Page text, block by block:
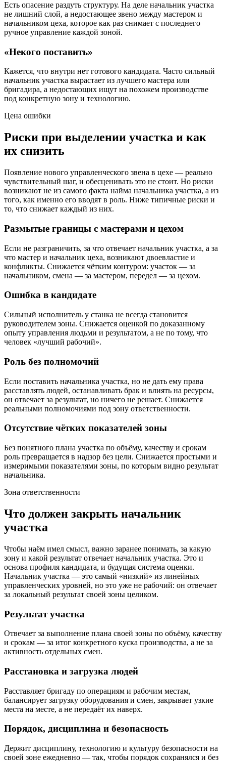
Есть опасение раздуть структуру. На деле начальник участка
не лишний слой, а недостающее звено между мастером и
начальником цеха, которое как раз снимает с последнего
ручное управление каждой зоной.
«Некого поставить»
Кажется, что внутри нет готового кандидата. Часто сильный
начальник участка вырастает из лучшего мастера или
бригадира, а недостающих ищут на похожем производстве
под конкретную зону и технологию.
Цена ошибки
Риски при выделении участка и как
их снизить
Появление нового управленческого звена в цехе — реально
чувствительный шаг, и обесценивать это не стоит. Но риски
возникают не из самого факта найма начальника участка, а из
того, как именно его вводят в роль. Ниже типичные риски и
то, что снижает каждый из них.
Размытые границы с мастерами и цехом
Если не разграничить, за что отвечает начальник участка, а за
что мастер и начальник цеха, возникают двоевластие и
конфликты. Снижается чётким контуром: участок — за
начальником, смена — за мастером, передел — за цехом.
Ошибка в кандидате
Сильный исполнитель у станка не всегда становится
руководителем зоны. Снижается оценкой по доказанному
опыту управления людьми и результатом, а не по тому, что
человек «лучший рабочий».
Роль без полномочий
Если поставить начальника участка, но не дать ему права
расставлять людей, останавливать брак и влиять на ресурсы,
он отвечает за результат, но ничего не решает. Снижается
реальными полномочиями под зону ответственности.
Отсутствие чётких показателей зоны
Без понятного плана участка по объёму, качеству и срокам
роль превращается в надзор без цели. Снижается простыми и
измеримыми показателями зоны, по которым видно результат
начальника.
Зона ответственности
Что должен закрыть начальник
участка
Чтобы наём имел смысл, важно заранее понимать, за какую
зону и какой результат отвечает начальник участка. Это и
основа профиля кандидата, и будущая система оценки.
Начальник участка — это самый «низкий» из линейных
управленческих уровней, но это уже не рабочий: он отвечает
за локальный результат своей зоны целиком.
Результат участка
Отвечает за выполнение плана своей зоны по объёму, качеству
и срокам — за итог конкретного куска производства, а не за
активность отдельных смен.
Расстановка и загрузка людей
Расставляет бригаду по операциям и рабочим местам,
балансирует загрузку оборудования и смен, закрывает узкие
места на месте, а не передаёт их наверх.
Порядок, дисциплина и безопасность
Держит дисциплину, технологию и культуру безопасности на
своей зоне ежедневно — так, чтобы порядок сохранялся и без